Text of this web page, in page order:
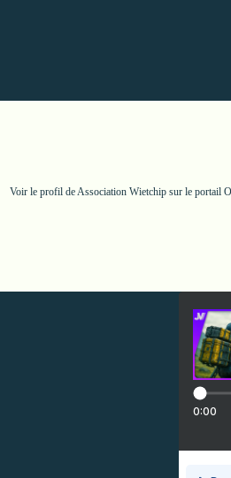
Voir le profil deAssociation Wietchipsur le portail
0:00